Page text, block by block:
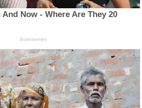
Now - Where Are They 20
Brainberries